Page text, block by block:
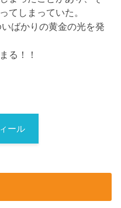
てしまっていた。
ばかりの黄金の光を発
る！！
ール